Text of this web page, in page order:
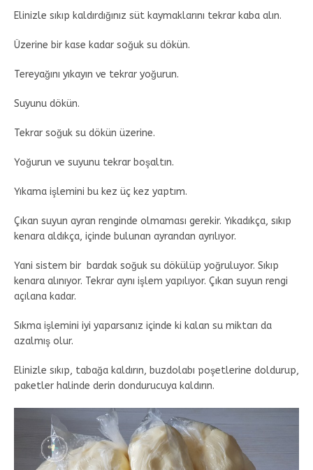
Elinizle sıkıp kaldırdığınız süt kaymaklarını tekrar kaba alın.
Üzerine bir kase kadar soğuk su dökün.
Tereyağını yıkayın ve tekrar yoğurun.
Suyunu dökün.
Tekrar soğuk su dökün üzerine.
Yoğurun ve suyunu tekrar boşaltın.
Yıkama işlemini bu kez üç kez yaptım.
Çıkan suyun ayran renginde olmaması gerekir. Yıkadıkça, sıkıp
kenara aldıkça, içinde bulunan ayrandan ayrılıyor.
Yani sistem bir bardak soğuk su dökülüp yoğruluyor. Sıkıp
kenara alınıyor. Tekrar aynı işlem yapılıyor. Çıkan suyun rengi
açılana kadar.
Sıkma işlemini iyi yaparsanız içinde ki kalan su miktarı da
azalmış olur.
Elinizle sıkıp, tabağa kaldırın, buzdolabı poşetlerine doldurup,
paketler halinde derin dondurucuya kaldırın.